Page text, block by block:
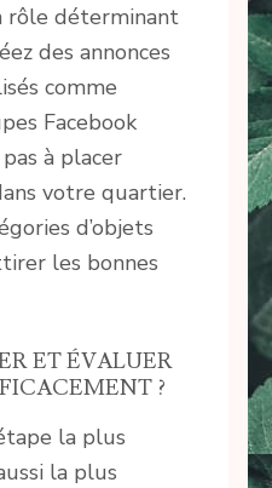
rôle déterminant
des annonces
comme
Facebook
à placer
votre quartier.
d’objets
les bonnes
ET ÉVALUER
?
la plus
la plus